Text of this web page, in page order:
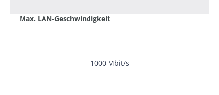
Max. LAN-Geschwindigkeit
1000 Mbit/s